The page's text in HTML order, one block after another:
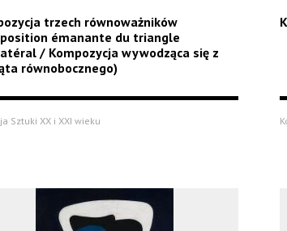
trzech równoważników
émanante du triangle
/ Kompozycja wywodząca się z
równobocznego)
Sztuki XX i XXI wieku